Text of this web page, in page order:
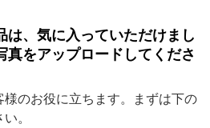
は、気に入っていただけまし
真をアップロードしてくださ
のお役に立ちます。まずは下の
。